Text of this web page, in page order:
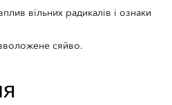
вільних радикалів і ознаки
сяйво.